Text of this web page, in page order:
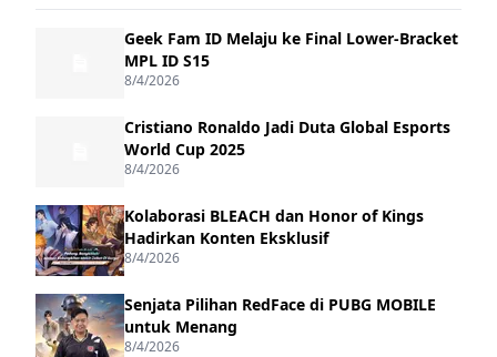
Geek Fam ID Melaju ke Final Lower-Bracket
MPL ID S15
8/4/2026
Cristiano Ronaldo Jadi Duta Global Esports
World Cup 2025
8/4/2026
Kolaborasi BLEACH dan Honor of Kings
Hadirkan Konten Eksklusif
8/4/2026
Senjata Pilihan RedFace di PUBG MOBILE
untuk Menang
8/4/2026